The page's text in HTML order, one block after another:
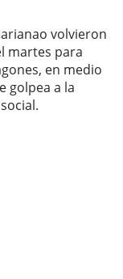
volvieron
martes para
en medio
golpea a la